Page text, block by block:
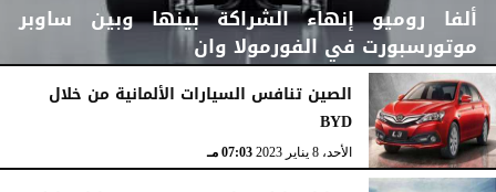
ألفا روميو إنهاء الشراكة بينها وبين ساوبر
موتورسبورت في الفورمولا وان
الخميس، 23 نوفمبر 2023 04:31 مـ
الصين تنافس السيارات الألمانية من خلال
BYD
الأحد، 8 يناير 2023 07:03 مـ